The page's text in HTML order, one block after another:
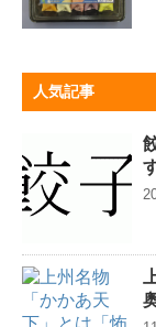
人気記事